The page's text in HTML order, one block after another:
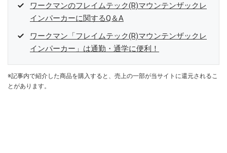
ワークマンのフレイムテック(R)マウンテンザックレ
インパーカーに関するQ＆A
ワークマン「フレイムテック(R)マウンテンザックレ
インパーカー」は通勤・通学に便利！
※記事内で紹介した商品を購入すると、売上の一部が当サイトに還元されるこ
とがあります。